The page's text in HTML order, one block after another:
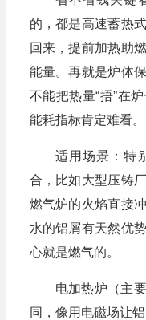
的，都是高速蓄热
回来，提前加热助
能量。再就是炉体
不能把热量“捂”在
能耗指标肯定难看。
适用场景：特
合，比如大型压铸
燃气炉的火焰直接
水的铝屑有天然优
心就是燃气的。
电加热炉（主
同，像用电磁场让铝